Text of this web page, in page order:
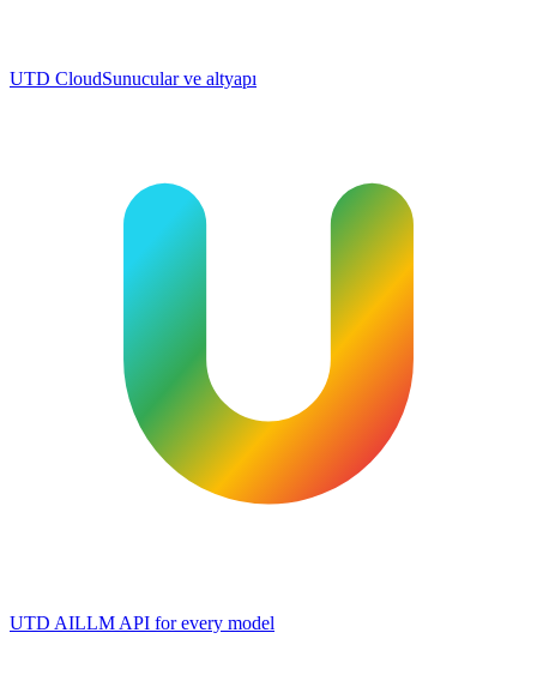
UTD CloudSunucular ve altyapı
UTD AILLM API for every model